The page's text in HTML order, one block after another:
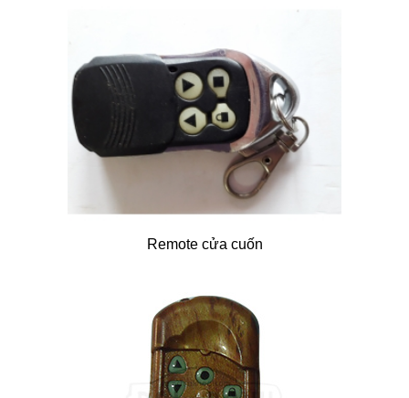
Remote cửa cuốn